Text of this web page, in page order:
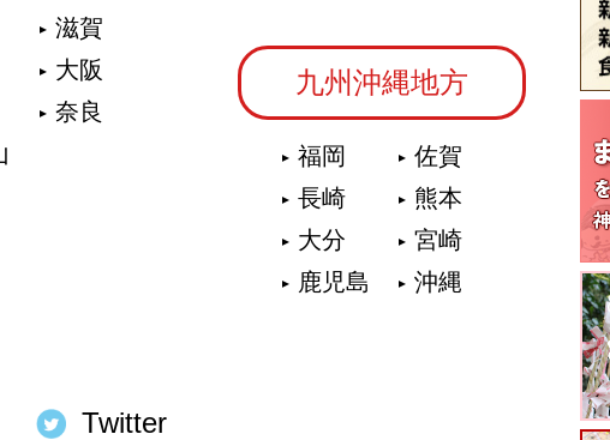
滋賀
大阪
奈良
九州沖縄地方
福岡
佐賀
長崎
熊本
大分
宮崎
鹿児島
沖縄
Twitter